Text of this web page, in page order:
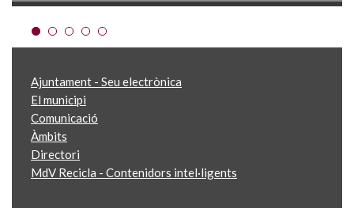
Ajuntament - Seu electrònica
El municipi
Comunicació
Àmbits
Directori
MdV Recicla - Contenidors intel·ligents